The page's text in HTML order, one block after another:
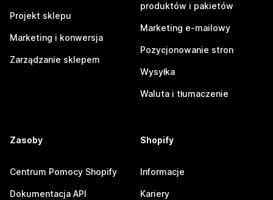
Projekt sklepu
Marketing i konwersja
Zarządzanie sklepem
produktów i pakietów
Marketing e-mailowy
Pozycjonowanie stron
Wysyłka
Waluta i tłumaczenie
Zasoby
Centrum Pomocy Shopify
Dokumentacja API
Shopify
Informacje
Kariery